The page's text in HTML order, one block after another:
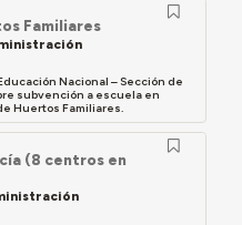
Familiares
Nacional – Sección de
subvención a escuela en
Huertos Familiares.
(8 centros en